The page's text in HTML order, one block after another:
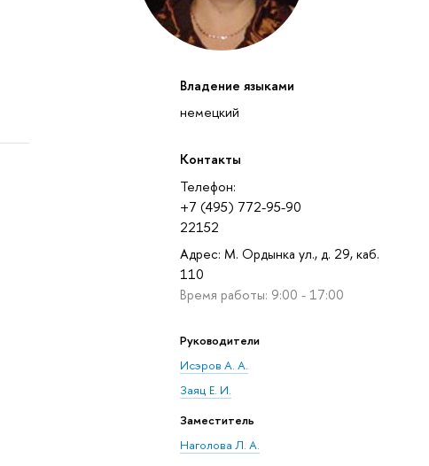
Владение языками
немецкий
Контакты
Телефон:
+7 (495) 772-95-90
22152
Адрес: М. Ордынка ул., д. 29, каб.
110
Время работы: 9:00 - 17:00
Руководители
Исэров А. А.
Заяц Е. И.
Заместитель
Наголова Л. А.